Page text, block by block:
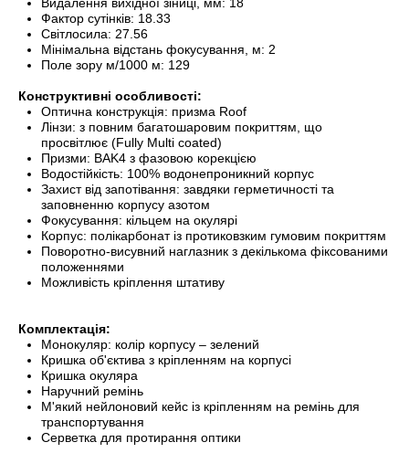
Видалення вихідної зіниці, мм: 18
Фактор сутінків: 18.33
Світлосила: 27.56
Мінімальна відстань фокусування, м: 2
Поле зору м/1000 м: 129
Конструктивні особливості:
Оптична конструкція: призма Roof
Лінзи: з повним багатошаровим покриттям, що
просвітлює (Fully Multi coated)
Призми: BAK4 з фазовою корекцією
Водостійкість: 100% водонепроникний корпус
Захист від запотівання: завдяки герметичності та
заповненню корпусу азотом
Фокусування: кільцем на окулярі
Корпус: полікарбонат із протиковзким гумовим покриттям
Поворотно-висувний наглазник з декількома фіксованими
положеннями
Можливість кріплення штативу
Комплектація:
Монокуляр: колір корпусу – зелений
Кришка об'єктива з кріпленням на корпусі
Кришка окуляра
Наручний ремінь
М'який нейлоновий кейс із кріпленням на ремінь для
транспортування
Серветка для протирання оптики